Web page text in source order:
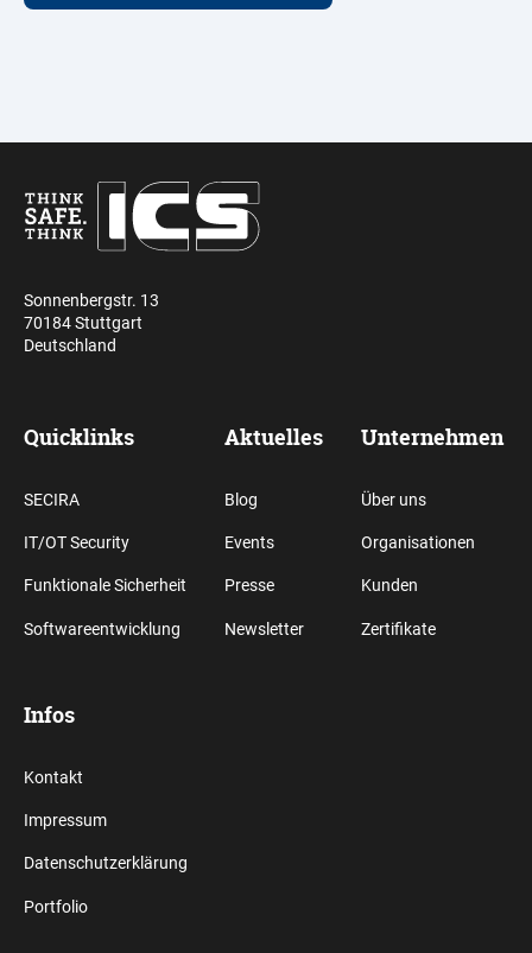
Sonnenbergstr. 13
70184 Stuttgart
Deutschland
Quicklinks
SECIRA
IT/OT Security
Funktionale Sicherheit
Softwareentwicklung
Aktuelles
Blog
Events
Presse
Newsletter
Unternehmen
Über uns
Organisationen
Kunden
Zertifikate
Infos
Kontakt
Impressum
Datenschutzerklärung
Portfolio